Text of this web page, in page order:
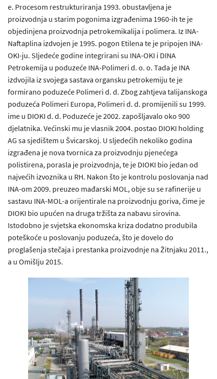
e. Procesom restrukturiranja 1993. obustavljena je
proizvodnja u starim pogonima izgrađenima 1960-ih te je
objedinjena proizvodnja petrokemikalija i polimera. Iz INA-
Naftaplina izdvojen je 1995. pogon Etilena te je pripojen INA-
OKI-ju. Sljedeće godine integrirani su INA-OKI i DINA
Petrokemija u poduzeće INA-Polimeri d. o. o. Tada je INA
izdvojila iz svojega sastava organsku petrokemiju te je
formirano poduzeće Polimeri d. d. Zbog zahtjeva talijanskoga
poduzeća Polimeri Europa, Polimeri d. d. promijenili su 1999.
ime u DIOKI d. d. Poduzeće je 2002. zapošljavalo oko 900
djelatnika. Većinski mu je vlasnik 2004. postao DIOKI holding
AG sa sjedištem u Švicarskoj. U sljedećih nekoliko godina
izgrađena je nova tvornica za proizvodnju pjenećega
polistirena, porasla je proizvodnja, te je DIOKI bio jedan od
najvećih izvoznika u RH. Nakon što je kontrolu poslovanja nad
INA-om 2009. preuzeo mađarski MOL, obje su se rafinerije u
sastavu INA-MOL-a orijentirale na proizvodnju goriva, čime je
DIOKI bio upućen na druga tržišta za nabavu sirovina.
Istodobno je svjetska ekonomska kriza dodatno produbila
poteškoće u poslovanju poduzeća, što je dovelo do
proglašenja stečaja i prestanka proizvodnje na Žitnjaku 2011.,
a u Omišlju 2015.